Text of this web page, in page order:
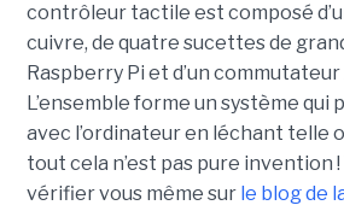
contrôleur tactile est composé
cuivre, de quatre sucettes de
Raspberry Pi et d’un
L’ensemble forme un système
avec l’ordinateur en léchant telle
tout cela n’est pas pure invention
vérifier vous même sur le blog de